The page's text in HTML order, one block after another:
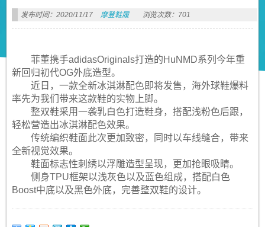
发布时间：2020/11/17 摩登鞋履 浏览次数：701
菲董携手adidasOriginals打造的HuNMD系列今年重
新回归初代OG外底造型。
近日，一款全新冰淇淋配色即将发售，海外球鞋爆料
率先为我们带来这款鞋的实物上脚。
整双鞋采用一袭乳白色打造鞋身，搭配浅粉色后跟，
轻松营造出冰淇淋配色效果。
传统编织鞋面此次更加致密，同时以车线缝合，带来
全新视觉效果。
鞋面标志性刺绣以浮雕造型呈现，更加抢眼吸睛。
侧身TPU框架以浅灰色以及蓝色组成，搭配白色
Boost中底以及黑色外底，完善整双鞋的设计。